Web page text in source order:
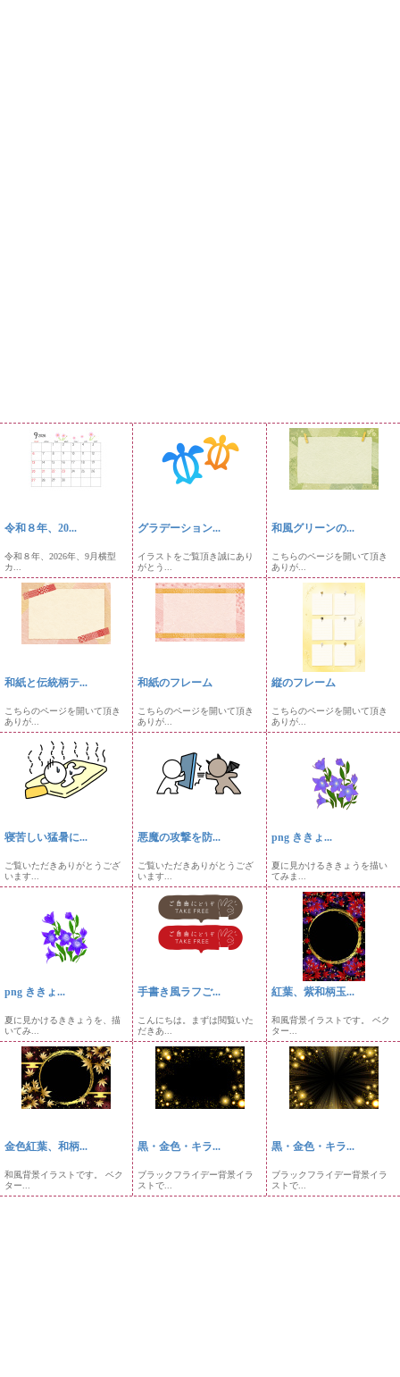
令和８年、20...
令和８年、2026年、9月横型
カ...
グラデーション...
イラストをご覧頂き誠にあり
がとう...
和風グリーンの...
こちらのページを開いて頂き
ありが...
和紙と伝統柄テ...
こちらのページを開いて頂き
ありが...
和紙のフレーム
こちらのページを開いて頂き
ありが...
縦のフレーム
こちらのページを開いて頂き
ありが...
寝苦しい猛暑に...
ご覧いただきありがとうござ
います...
悪魔の攻撃を防...
ご覧いただきありがとうござ
います...
png ききょ...
夏に見かけるききょうを描い
てみま...
png ききょ...
夏に見かけるききょうを、描
いてみ...
手書き風ラフご...
こんにちは。まずは閲覧いた
だきあ...
紅葉、紫和柄玉...
和風背景イラストです。 ベク
ター...
金色紅葉、和柄...
和風背景イラストです。 ベク
ター...
黒・金色・キラ...
ブラックフライデー背景イラ
ストで...
黒・金色・キラ...
ブラックフライデー背景イラ
ストで...